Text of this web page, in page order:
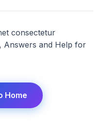
consectetur
Answers and Help for
Home